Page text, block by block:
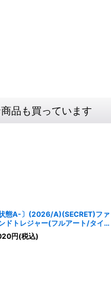
品も買っています
状態A-〕(2026/A)(SECRET)ファ
ドトレジャー(フルアート/タイタ
ラスト)【R-SEC】{26RBS01-
《青》
円(税込)